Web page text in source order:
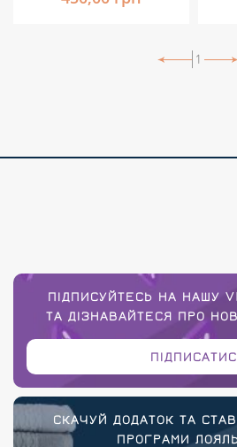
1
ПІДПИСУЙТЕСЬ НА НАШУ
ТА ДІЗНАВАЙТЕСЯ ПРО
СКАЧУЙ ДОДАТОК ТА
ПРОГРАМИ